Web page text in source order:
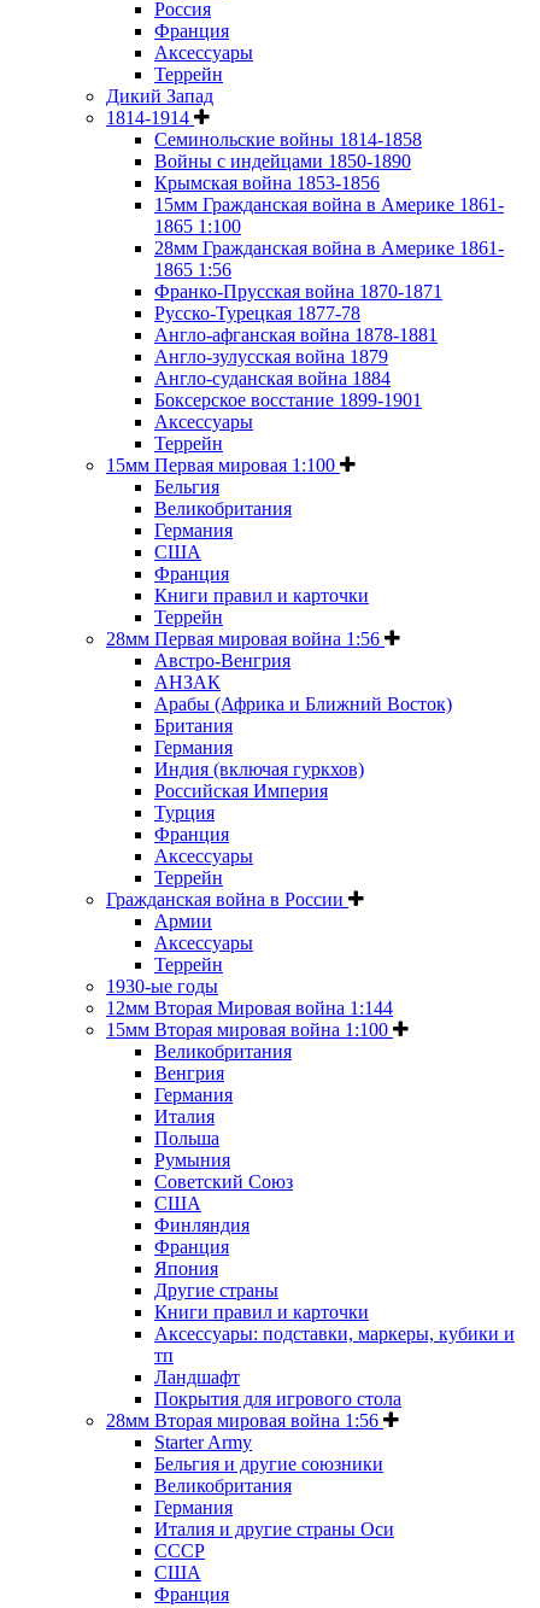
Россия
Франция
Аксессуары
Террейн
Дикий Запад
1814-1914
Семинольские войны 1814-1858
Войны с индейцами 1850-1890
Крымская война 1853-1856
15мм Гражданская война в Америке 1861-
1865 1:100
28мм Гражданская война в Америке 1861-
1865 1:56
Франко-Прусская война 1870-1871
Русско-Турецкая 1877-78
Англо-афганская война 1878-1881
Англо-зулусская война 1879
Англо-суданская война 1884
Боксерское восстание 1899-1901
Аксессуары
Террейн
15мм Первая мировая 1:100
Бельгия
Великобритания
Германия
США
Франция
Книги правил и карточки
Террейн
28мм Первая мировая война 1:56
Австро-Венгрия
АНЗАК
Арабы (Африка и Ближний Восток)
Британия
Германия
Индия (включая гуркхов)
Российская Империя
Турция
Франция
Аксессуары
Террейн
Гражданская война в России
Армии
Аксессуары
Террейн
1930-ые годы
12мм Вторая Мировая война 1:144
15мм Вторая мировая война 1:100
Великобритания
Венгрия
Германия
Италия
Польша
Румыния
Советский Союз
США
Финляндия
Франция
Япония
Другие страны
Книги правил и карточки
Аксессуары: подставки, маркеры, кубики и
тп
Ландшафт
Покрытия для игрового стола
28мм Вторая мировая война 1:56
Starter Army
Бельгия и другие союзники
Великобритания
Германия
Италия и другие страны Оси
СССР
США
Франция